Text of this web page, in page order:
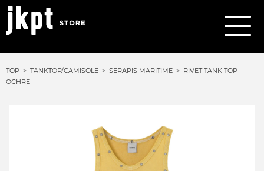
TOP TANKTOP/CAMISOLE SERAPIS MARITIME
RIVET TANK TOP
OCHRE